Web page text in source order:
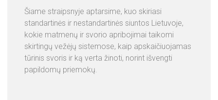
Šiame straipsnyje aptarsime, kuo skiriasi
standartinės ir nestandartinės siuntos Lietuvoje,
kokie matmenų ir svorio apribojimai taikomi
skirtingų vežėjų sistemose, kaip apskaičiuojamas
tūrinis svoris ir ką verta žinoti, norint išvengti
papildomų priemokų.